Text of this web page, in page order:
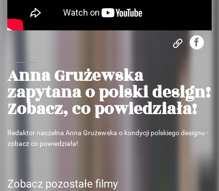
Anna Grużewska
zapytana o polski design!
Zobacz, co powiedziała!
Redaktor naczelna Anna Grużewska o kondycji polskiego designu -
zobacz co powiedziała!
Zobacz pozostałe filmy